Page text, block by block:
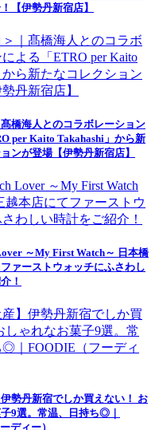
【伊勢丹新宿店】
橋海人とのコラボレーション
per Kaito Takahashi」から新
ンが登場【伊勢丹新宿店】
～My First Watch～ 日本橋
ァーストウォッチにふさわし
！
伊勢丹新宿でしか買えない！ お
9選。常温、日持ち◎｜
ディー）